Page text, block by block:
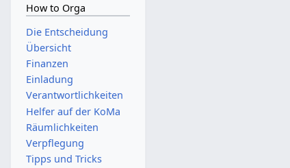
How to Orga
Die Entscheidung
Übersicht
Finanzen
Einladung
Verantwortlichkeiten
Helfer auf der KoMa
Räumlichkeiten
Verpflegung
Tipps und Tricks